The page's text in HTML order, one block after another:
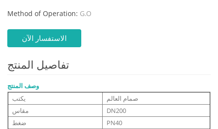
Method of Operation: G.O
الاستفسار الآن
تفاصيل المنتج
وصف المنتج
يكتب
صمام العالم
مقاس
DN200
ضغط
PN40